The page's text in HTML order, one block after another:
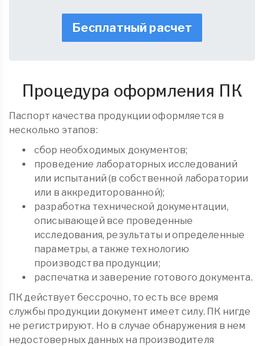
Бесплатный расчет
Процедура оформления ПК
Паспорт качества продукции оформляется в
несколько этапов:
сбор необходимых документов;
проведение лабораторных исследований
или испытаний (в собственной лаборатории
или в аккредиторованной);
разработка технической документации,
описывающей все проведенные
исследования, результаты и определенные
параметры, а также технологию
производства продукции;
распечатка и заверение готового документа.
ПК действует бессрочно, то есть все время
службы продукции документ имеет силу. ПК нигде
не регистрируют. Но в случае обнаружения в нем
недостоверных данных на производителя